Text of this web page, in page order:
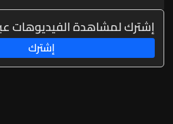
إشترك لمشاهدة الفيديوهات
إشترك